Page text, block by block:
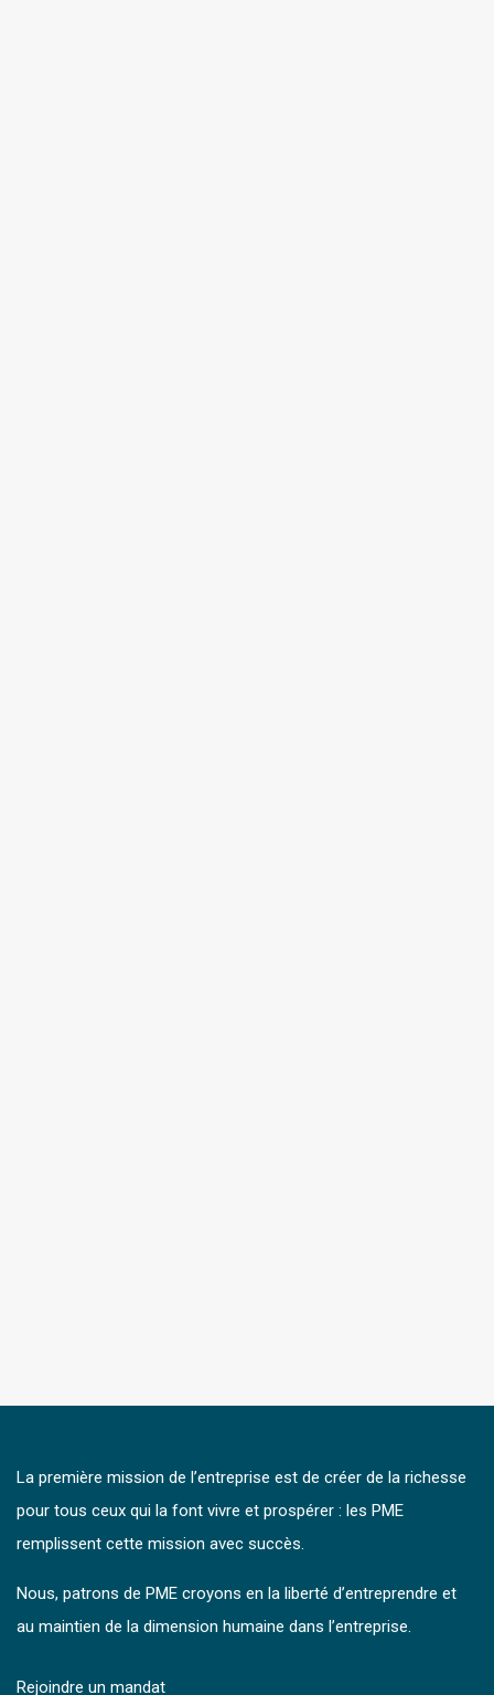
La première mission de l’entreprise est de créer de la richesse
pour tous ceux qui la font vivre et prospérer : les PME
remplissent cette mission avec succès.
Nous, patrons de PME croyons en la liberté d’entreprendre et
au maintien de la dimension humaine dans l’entreprise.
Rejoindre un mandat